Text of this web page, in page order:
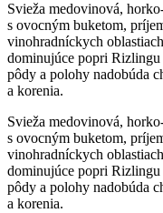
Svieža medovinová,
s ovocným buketom,
vinohradníckych
dominujúce popri
pôdy a polohy nadobúda
a korenia.
Svieža medovinová,
s ovocným buketom,
vinohradníckych
dominujúce popri
pôdy a polohy nadobúda
a korenia.